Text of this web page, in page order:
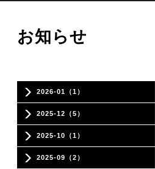
2026-01（1）
2025-12（5）
2025-10（1）
2025-09（2）
お知らせ